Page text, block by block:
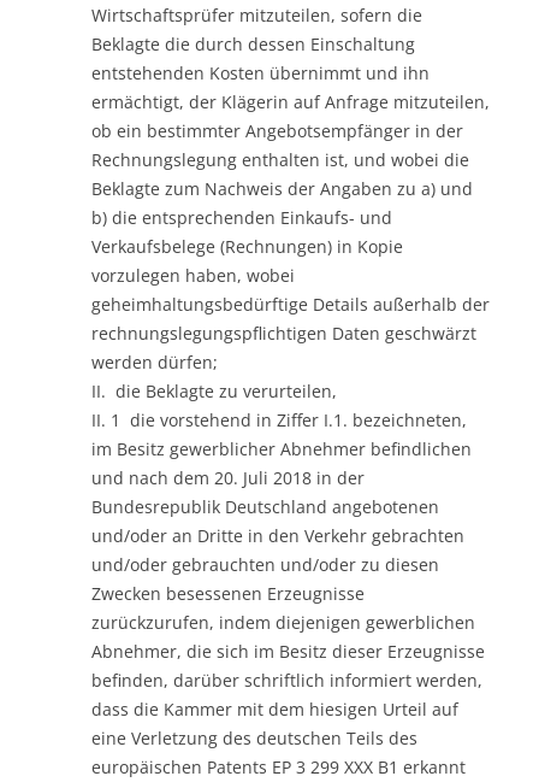
Wirtschaftsprüfer mitzuteilen, sofern die
Beklagte die durch dessen Einschaltung
entstehenden Kosten übernimmt und ihn
ermächtigt, der Klägerin auf Anfrage mitzuteilen,
ob ein bestimmter Angebotsempfänger in der
Rechnungslegung enthalten ist, und wobei die
Beklagte zum Nachweis der Angaben zu a) und
b) die entsprechenden Einkaufs- und
Verkaufsbelege (Rechnungen) in Kopie
vorzulegen haben, wobei
geheimhaltungsbedürftige Details außerhalb der
rechnungslegungspflichtigen Daten geschwärzt
werden dürfen;
II. die Beklagte zu verurteilen,
II. 1 die vorstehend in Ziffer I.1. bezeichneten,
im Besitz gewerblicher Abnehmer befindlichen
und nach dem 20. Juli 2018 in der
Bundesrepublik Deutschland angebotenen
und/oder an Dritte in den Verkehr gebrachten
und/oder gebrauchten und/oder zu diesen
Zwecken besessenen Erzeugnisse
zurückzurufen, indem diejenigen gewerblichen
Abnehmer, die sich im Besitz dieser Erzeugnisse
befinden, darüber schriftlich informiert werden,
dass die Kammer mit dem hiesigen Urteil auf
eine Verletzung des deutschen Teils des
europäischen Patents EP 3 299 XXX B1 erkannt